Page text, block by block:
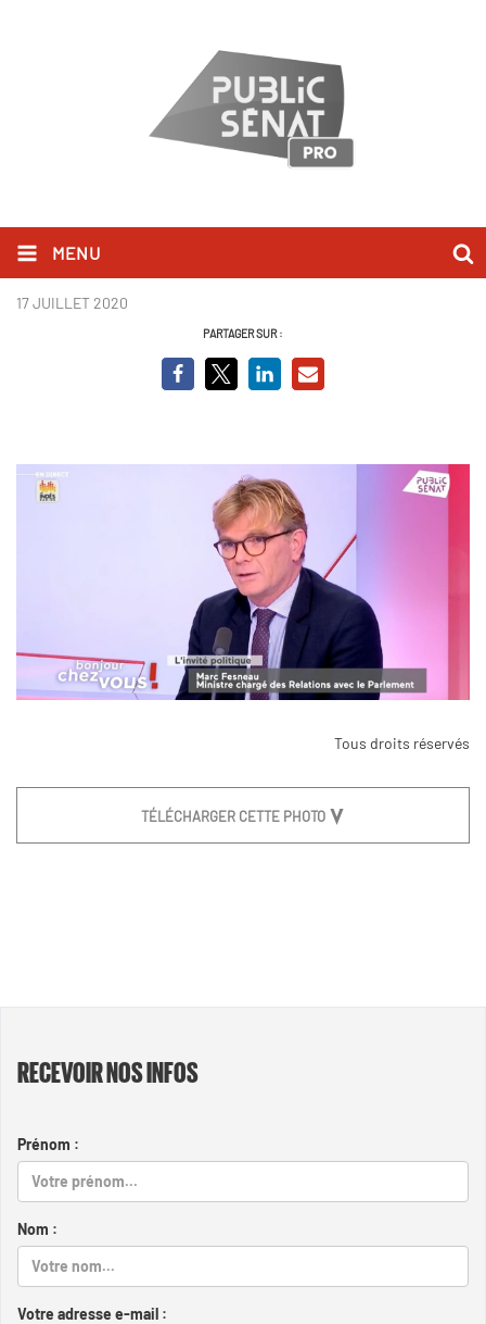
MENU
FESNEAU.JPG
17 JUILLET 2020
PARTAGER SUR :
Tous droits réservés
TÉLÉCHARGER CETTE PHOTO
RECEVOIR NOS INFOS
Prénom :
Nom :
Votre adresse e-mail :